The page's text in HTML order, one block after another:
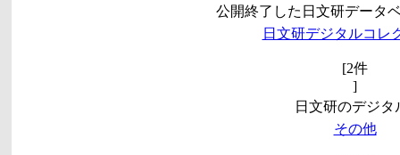
公開終了した日文研データ
日文研デジタルコレ
[2件
]
日文研のデジ
その他